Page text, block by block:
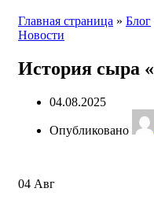
Главная страница » Блог
Новости
История сыра
04.08.2025
Опубликовано
04 Авг